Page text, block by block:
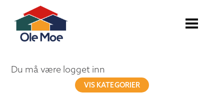
Du må være logget inn
VIS KATEGORIER